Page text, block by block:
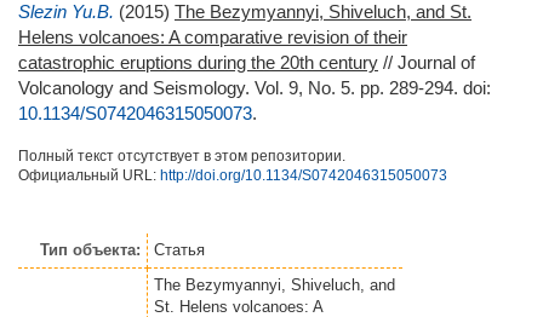
Slezin Yu.B. (2015) The Bezymyannyi, Shiveluch, and St.
Helens volcanoes: A comparative revision of their
catastrophic eruptions during the 20th century // Journal of
Volcanology and Seismology. Vol. 9, No. 5. pp. 289-294. doi:
10.1134/S0742046315050073.
Полный текст отсутствует в этом репозитории.
Официальный URL: http://doi.org/10.1134/S0742046315050073
Тип объекта: Статья
The Bezymyannyi, Shiveluch, and
St. Helens volcanoes: A